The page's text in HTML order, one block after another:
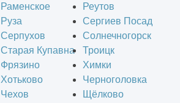
Раменское
Реутов
Руза
Сергиев Посад
Серпухов
Солнечногорск
Старая Купавна
Троицк
Фрязино
Химки
Хотьково
Черноголовка
Чехов
Щёлково